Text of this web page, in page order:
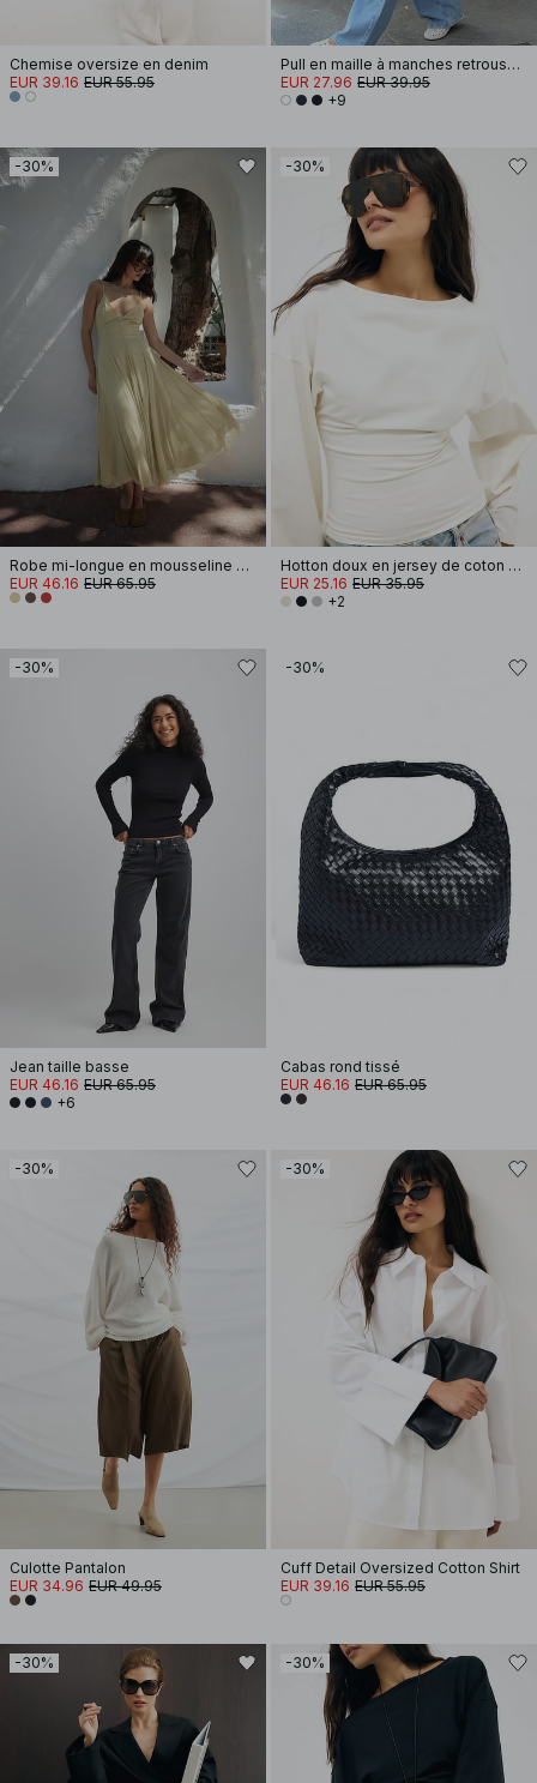
Chemise oversize en denim
EUR 39.16 EUR 55.95
Pull en maille à manches retroussées
EUR 27.96 EUR 39.95
+9
-30%
Robe mi-longue en mousseline à bretelles
EUR 46.16 EUR 65.95
-30%
Hotton doux en jersey de coton à manches larges
EUR 25.16 EUR 35.95
+2
-30%
Jean taille basse
EUR 46.16 EUR 65.95
+6
-30%
Cabas rond tissé
EUR 46.16 EUR 65.95
-30%
Culotte Pantalon
EUR 34.96 EUR 49.95
-30%
Cuff Detail Oversized Cotton Shirt
EUR 39.16 EUR 55.95
-30% -30%